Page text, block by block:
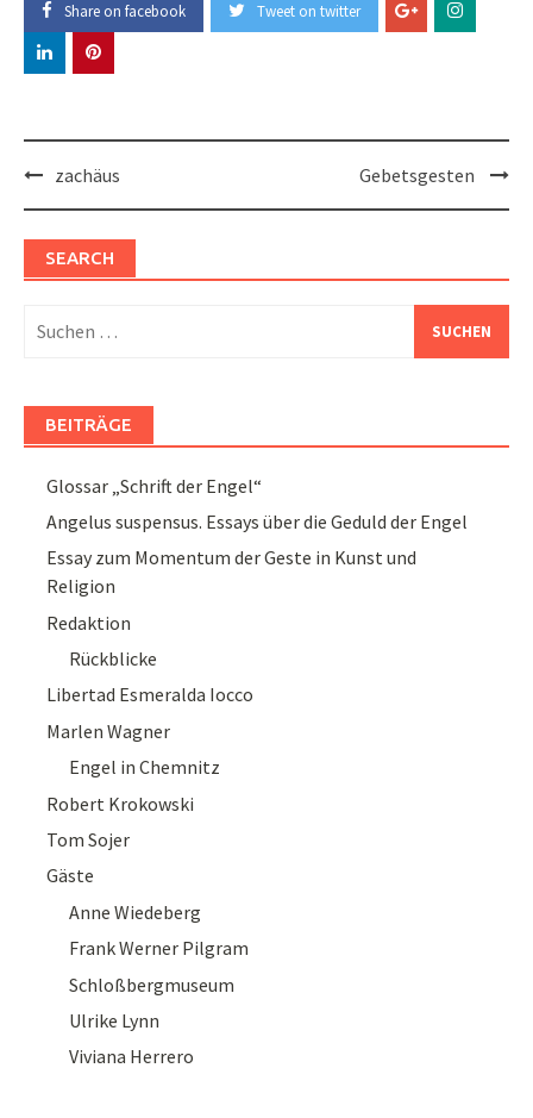
Share on facebook Tweet on twitter
Postzachäus Gebetsgesten
SEARCH
nach:
BEITRÄGE
Glossar „Schrift der Engel“
Angelus suspensus. Essays über die Geduld der Engel
Essay zum Momentum der Geste in Kunst und
Religion
Redaktion
Rückblicke
Libertad Esmeralda Iocco
Marlen Wagner
Engel in Chemnitz
Robert Krokowski
Tom Sojer
Gäste
Anne Wiedeberg
Frank Werner Pilgram
Schloßbergmuseum
Ulrike Lynn
Viviana Herrero